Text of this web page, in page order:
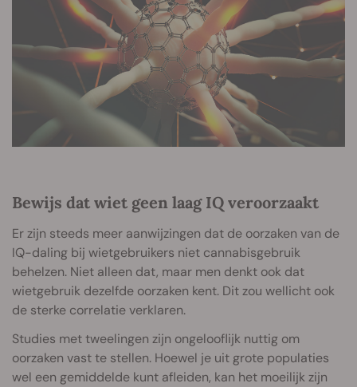
Bewijs dat wiet geen laag IQ veroorzaakt
Er zijn steeds meer aanwijzingen dat de oorzaken van de
IQ-daling bij wietgebruikers niet cannabisgebruik
behelzen. Niet alleen dat, maar men denkt ook dat
wietgebruik dezelfde oorzaken kent. Dit zou wellicht ook
de sterke correlatie verklaren.
Studies met tweelingen zijn ongelooflijk nuttig om
oorzaken vast te stellen. Hoewel je uit grote populaties
wel een gemiddelde kunt afleiden, kan het moeilijk zijn